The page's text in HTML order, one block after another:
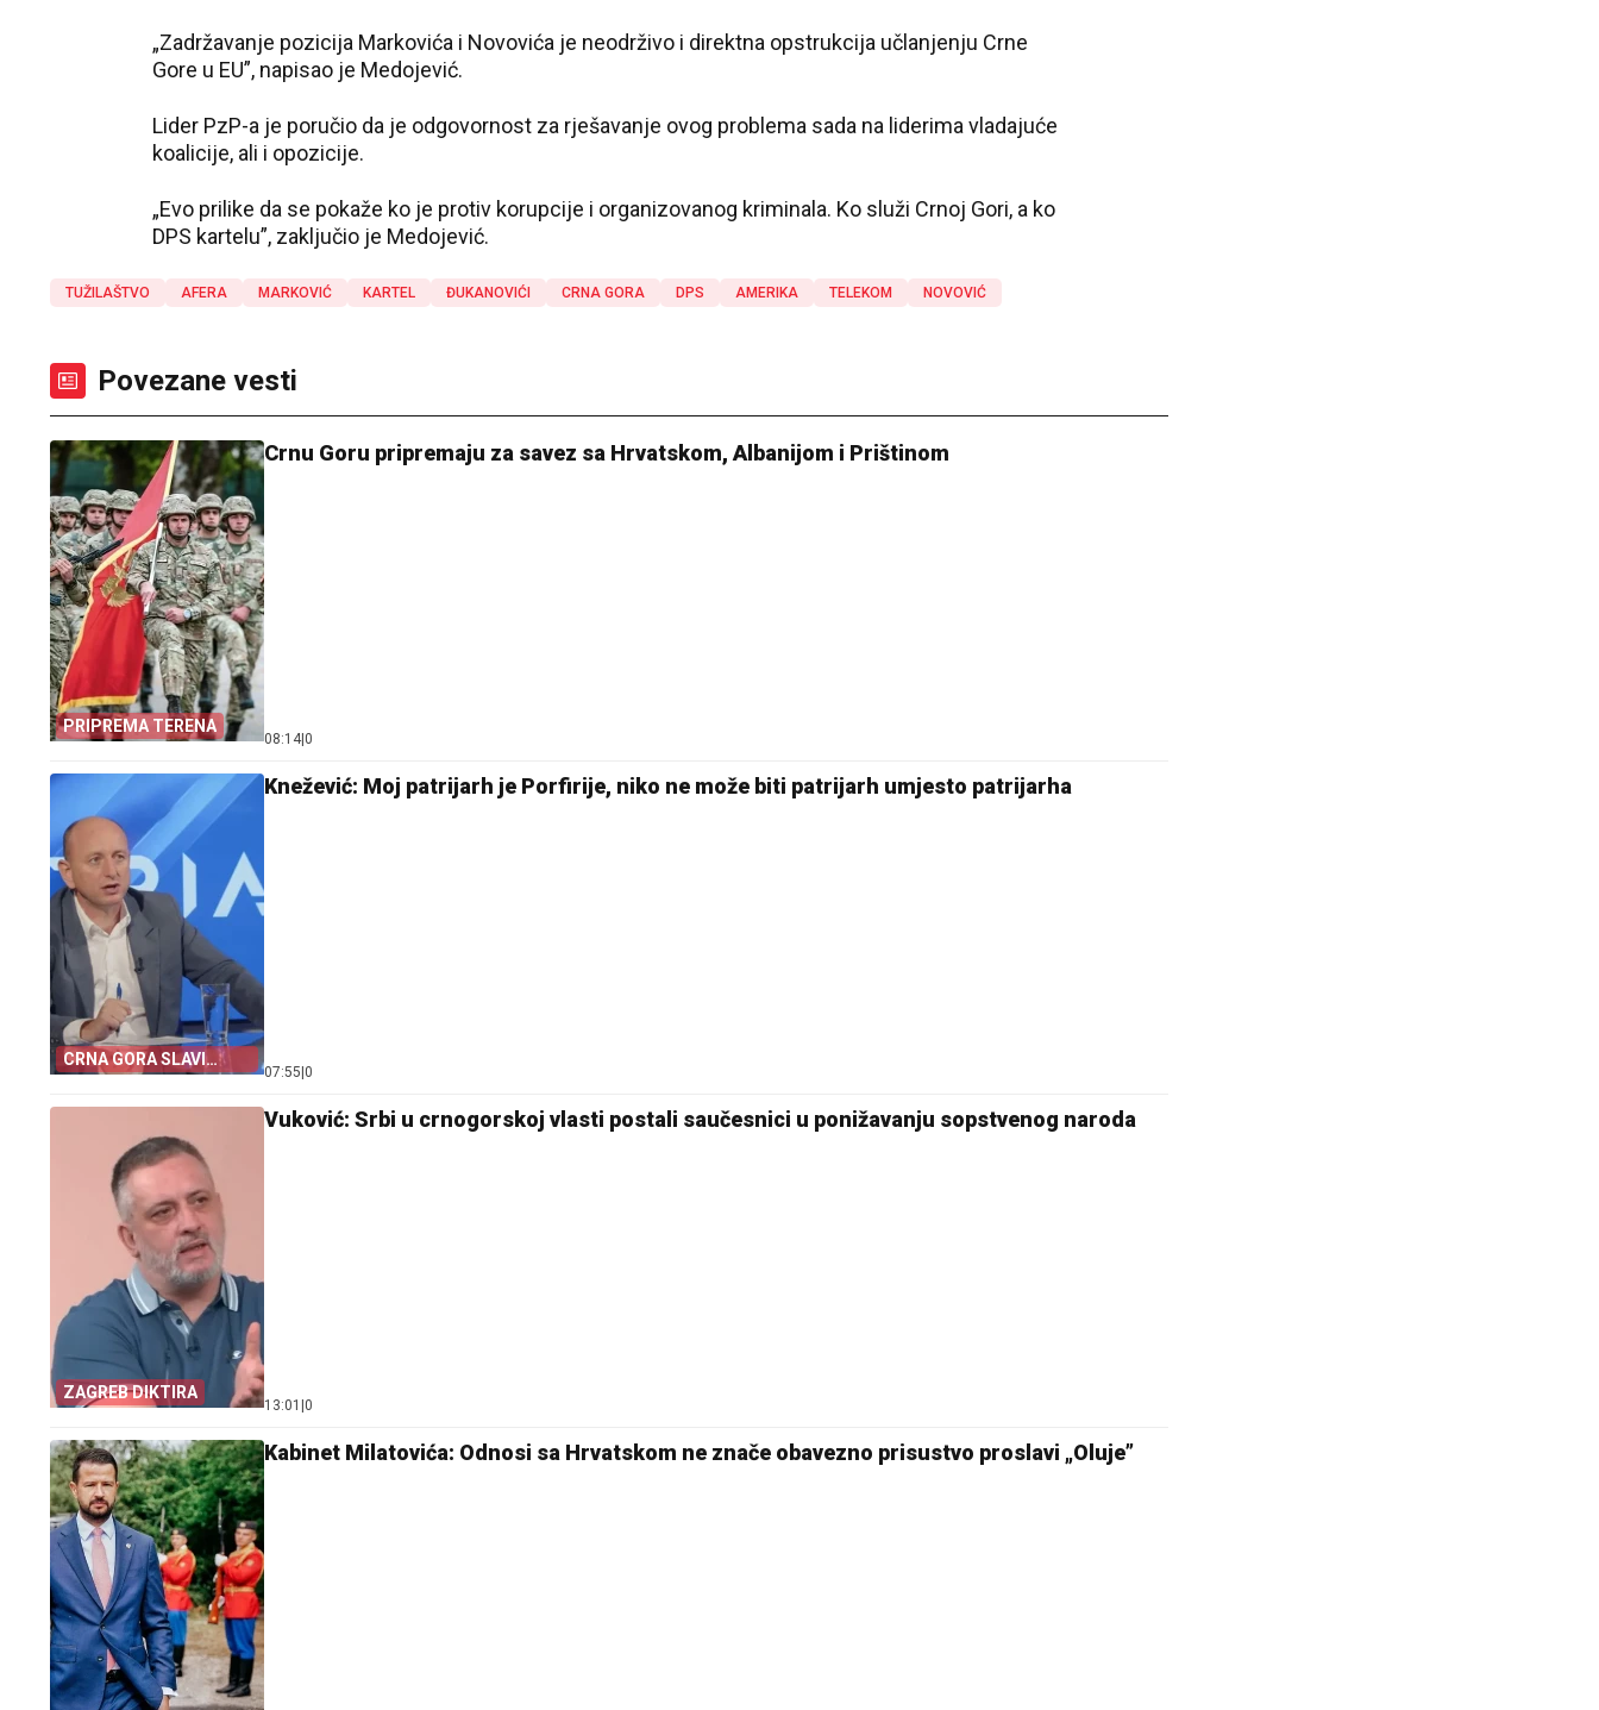
„Zadržavanje pozicija Markovića i Novovića je neodrživo i direktna opstrukcija učlanjenju Crne
Gore u EU”, napisao je Medojević.
Lider PzP-a je poručio da je odgovornost za rješavanje ovog problema sada na liderima vladajuće
koalicije, ali i opozicije.
„Evo prilike da se pokaže ko je protiv korupcije i organizovanog kriminala. Ko služi Crnoj Gori, a ko
DPS kartelu”, zaključio je Medojević.
TUŽILAŠTVO AFERA MARKOVIĆ KARTEL ĐUKANOVIĆI CRNA GORA DPS AMERIKA TELEKOM NOVOVIĆ
Povezane vesti
PRIPREMA TERENA
Crnu Goru pripremaju za savez sa Hrvatskom, Albanijom i Prištinom
08:14 0
CRNA GORA SLAVI
„OLUJU“
Knežević: Moj patrijarh je Porfirije, niko ne može biti patrijarh umjesto patrijarha
07:55 0
ZAGREB DIKTIRA
Vuković: Srbi u crnogorskoj vlasti postali saučesnici u ponižavanju sopstvenog naroda
13:01 0
Kabinet Milatovića: Odnosi sa Hrvatskom ne znače obavezno prisustvo proslavi „Oluje”